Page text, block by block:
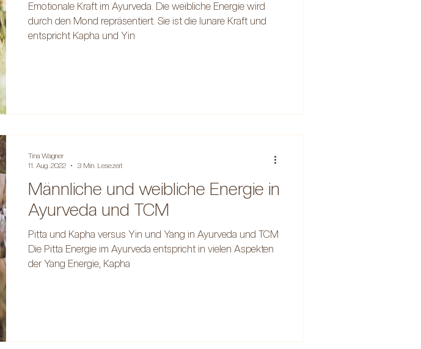
Emotionale Kraft im Ayurveda. Die weibliche Energie wird
durch den Mond repräsentiert. Sie ist die lunare Kraft und
entspricht Kapha und Yin
Männliche und weibliche Energie in
Ayurveda und TCM
Pitta und Kapha versus Yin und Yang in Ayurveda und TCM
Die Pitta Energie im Ayurveda entspricht in vielen Aspekten
der Yang Energie, Kapha
Tina Wagner
11. Aug. 2022
3 Min. Lesezeit